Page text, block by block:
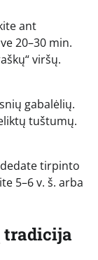
ant
20–30 min.
viršų.
gabalėlių.
tuštumų.
tirpinto
5–6 v. š. arba
tradicija